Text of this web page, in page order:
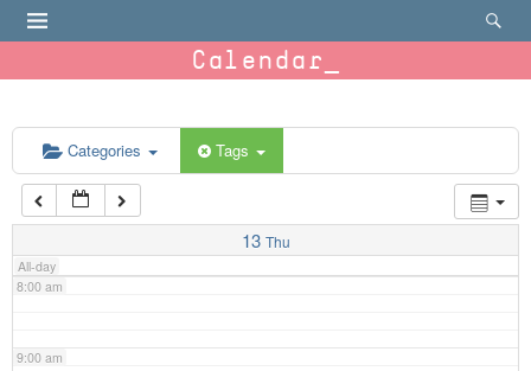
Calendar
Categories Tags
13 Thu
All-day
6:00 am
7:00 am
8:00 am
9:00 am